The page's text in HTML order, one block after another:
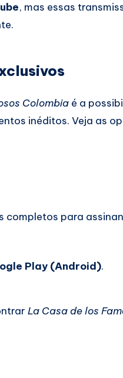
, mas essas
Colombia é a
inéditos. Veja as
completos para
Play (Android).
La Casa de los